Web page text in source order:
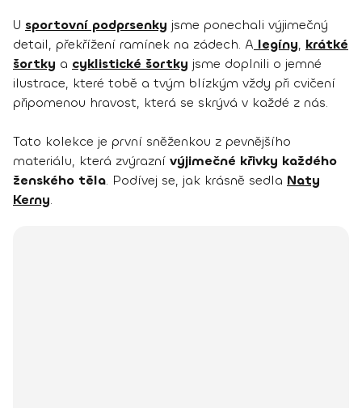
U sportovní podprsenky jsme ponechali výjimečný
detail, překřížení ramínek na zádech. A legíny, krátké
šortky a cyklistické šortky jsme doplnili o jemné
ilustrace, které tobě a tvým blízkým vždy při cvičení
připomenou hravost, která se skrývá v každé z nás.
Tato kolekce je první sněženkou z pevnějšího
materiálu, která zvýrazní výjimečné křivky každého
ženského těla. Podívej se, jak krásně sedla Naty
Kerny.